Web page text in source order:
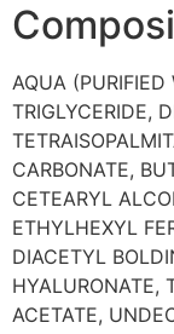
AQUA (PURIFIED
TRIGLYCERIDE,
CARBONATE,
CETEARYL
ETHYLHEXYL
DIACETYL
HYALURONATE,
ACETATE,